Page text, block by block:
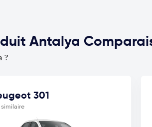
Antalya
?
301